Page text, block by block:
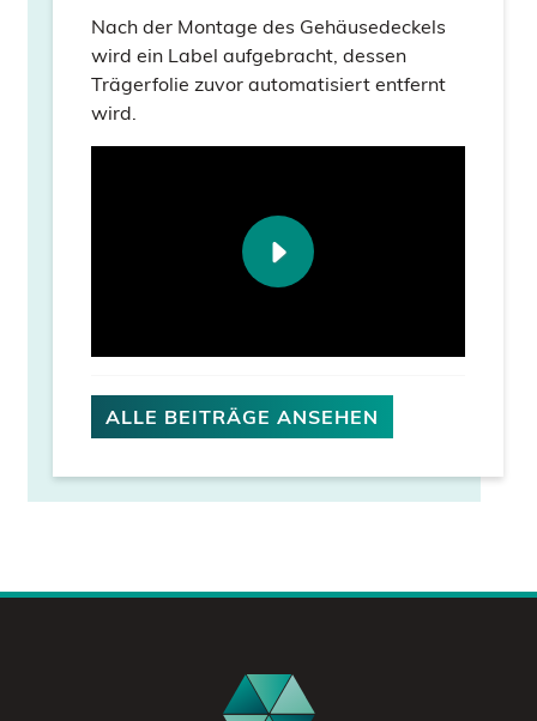
Nach der Montage des Gehäusedeckels
wird ein Label aufgebracht, dessen
Trägerfolie zuvor automatisiert entfernt
wird.
ALLE BEITRÄGE ANSEHEN